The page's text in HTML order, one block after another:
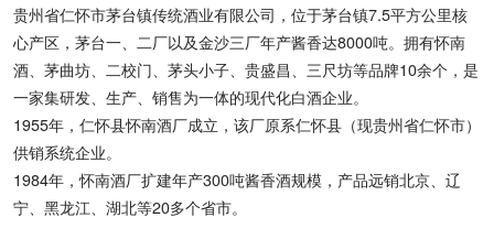
贵州省仁怀市茅台镇传统酒业有限公司，位于茅台镇7.5平方公里核
心产区，茅台一、二厂以及金沙三厂年产酱香达8000吨。拥有怀南
酒、茅曲坊、二校门、茅头小子、贵盛昌、三尺坊等品牌10余个，是
一家集研发、生产、销售为一体的现代化白酒企业。
1955年，仁怀县怀南酒厂成立，该厂原系仁怀县（现贵州省仁怀市）
供销系统企业。
1984年，怀南酒厂扩建年产300吨酱香酒规模，产品远销北京、辽
宁、黑龙江、湖北等20多个省市。